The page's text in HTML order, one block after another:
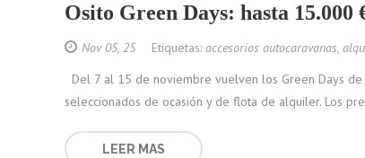
Osito Green Days: hasta 15.000
Nov 05, 25Etiquetas: accesorios autocaravanas,
Del 7 al 15 de noviembre vuelven los Green Days
seleccionados de ocasión y de flota de alquiler. Los
LEER MAS